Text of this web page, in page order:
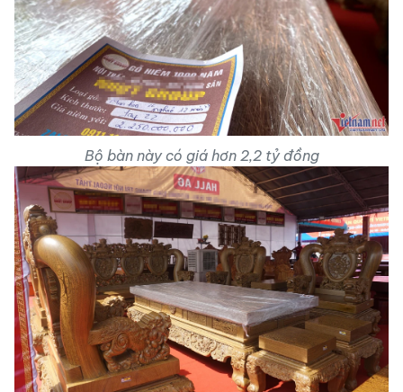
Bộ bàn này có giá hơn 2,2 tỷ đồng